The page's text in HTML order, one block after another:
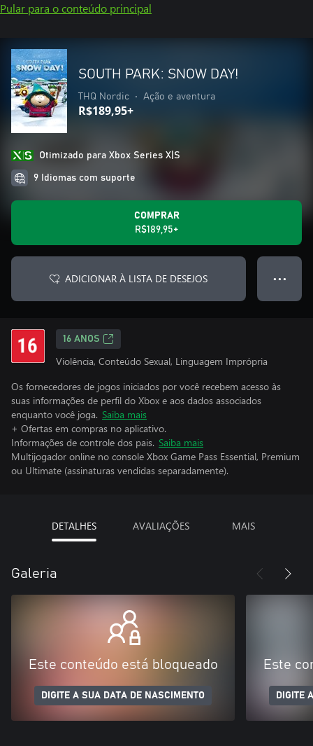
Pular para o conteúdo principal
SOUTH PARK: SNOW DAY!
THQ Nordic • Ação e aventura
R$189,95+
Otimizado para Xbox Series X|S
9 Idiomas com suporte
COMPRAR
R$189,95+
ADICIONAR À LISTA DE DESEJOS ● ● ●
16 ANOS
Violência, Conteúdo Sexual, Linguagem Imprópria
Os fornecedores de jogos iniciados por você recebem acesso às
suas informações de perfil do Xbox e aos dados associados
enquanto você joga. Saiba mais
+ Ofertas em compras no aplicativo.
Informações de controle dos pais. Saiba mais
Multijogador online no console Xbox Game Pass Essential, Premium
ou Ultimate (assinaturas vendidas separadamente).
DETALHES AVALIAÇÕES MAIS
Galeria
Este conteúdo está bloqueado
DIGITE A SUA DATA DE NASCIMENTO
Este
DIGITE